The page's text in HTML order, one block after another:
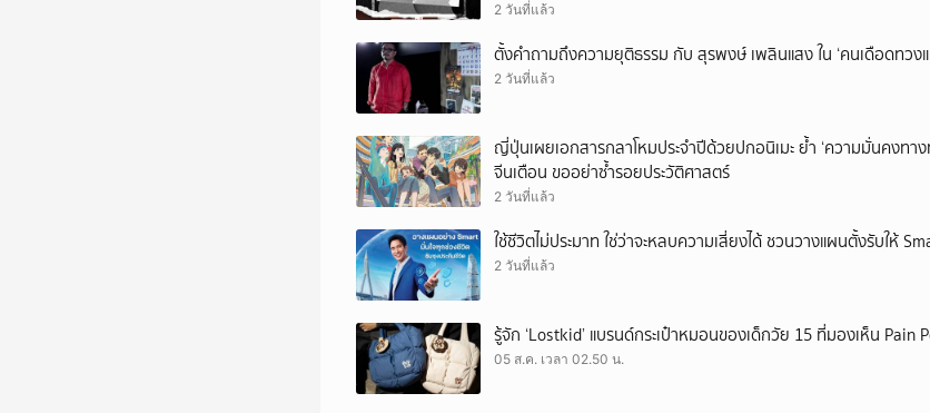
2 วันที่แล้ว
ตั้งคำถามถึงความยุติธรรม กับ สุรพงษ์ เพลินแสง ใน ‘คนเดือดทวงแ
2 วันที่แล้ว
ญี่ปุ่นเผยเอกสารกลาโหมประจำปีด้วยปกอนิเมะ ย้ำ ‘ความมั่นคงท
จีนเตือน ขออย่าซ้ำรอยประวัติศาสตร์
2 วันที่แล้ว
ใช้ชีวิตไม่ประมาท ใช่ว่าจะหลบความเสี่ยงได้ ชวนวางแผนตั้งรับให้
2 วันที่แล้ว
รู้จัก ‘Lostkid’ แบรนด์กระเป๋าหมอนของเด็กวัย 15 ที่มองเห็น Pain
05 ส.ค. เวลา 02.50 น.